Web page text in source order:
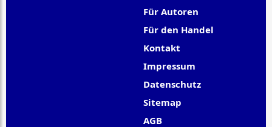
Für Autoren
Für den Handel
Kontakt
Impressum
Datenschutz
Sitemap
AGB